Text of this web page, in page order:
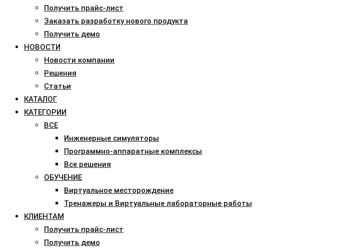
Получить прайс-лист
Заказать разработку нового продукта
Получить демо
НОВОСТИ
Новости компании
Решения
Статьи
КАТАЛОГ
КАТЕГОРИИ
ВСЕ
Инженерные симуляторы
Программно-аппаратные комплексы
Все решения
ОБУЧЕНИЕ
Виртуальное месторождение
Тренажеры и Виртуальные лабораторные работы
КЛИЕНТАМ
Получить прайс-лист
Получить демо